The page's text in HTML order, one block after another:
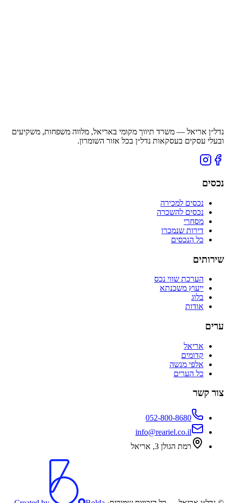
נדל״ן אריאל — משרד תיווך מקומי באריאל, מלווה משפחות, משקיעים
ובעלי עסקים בעסקאות נדל״ן בכל אזור השומרון.
נכסים
נכסים למכירה
נכסים להשכרה
מסחרי
דירות שנמכרו
כל הנכסים
שירותים
הערכת שווי נכס
ייעוץ משכנתא
בלוג
אודות
ערים
אריאל
קדומים
אלפי מנשה
כל הערים
צור קשר
052-800-8680
info@reariel.co.il
רמת הגולן 3, אריאל